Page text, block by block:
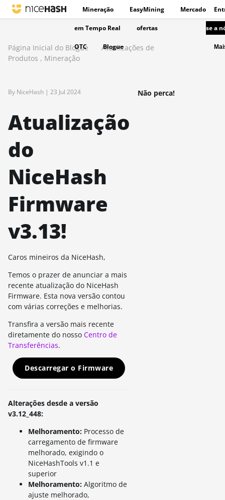
Mineração EasyMining Mercado
em Tempo Real ofertas
OTC Blogue
se a
Página Inicial do Blogue
Atualizações de
Produtos , Mineração
By NiceHash | 23 Jul 2024
Atualização
do
NiceHash
Firmware
v3.13!
Caros mineiros da NiceHash,
Temos o prazer de anunciar a mais
recente atualização do NiceHash
Firmware. Esta nova versão contou
com várias correções e melhorias.
Transfira a versão mais recente
diretamente do nosso Centro de
Transferências.
Descarregar o Firmware
Alterações desde a versão
v3.12_448:
Melhoramento: Processo de
carregamento de firmware
melhorado, exigindo o
NiceHashTools v1.1 e
superior
Melhoramento: Algoritmo de
ajuste melhorado,
Não perca!